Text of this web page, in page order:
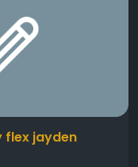
flex jayden